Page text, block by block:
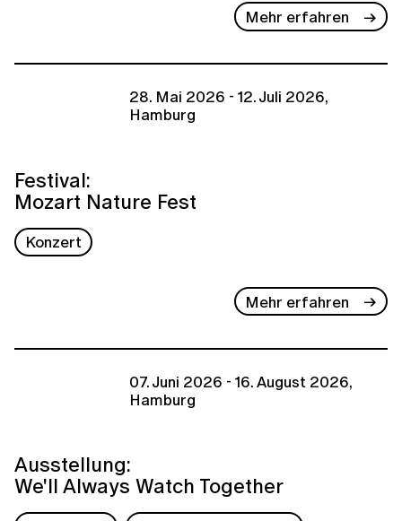
Mehr erfahren
28. Mai 2026 - 12. Juli 2026,
Hamburg
Festival:
Mozart Nature Fest
Konzert
Mehr erfahren
07. Juni 2026 - 16. August 2026,
Hamburg
Ausstellung:
We'll Always Watch Together